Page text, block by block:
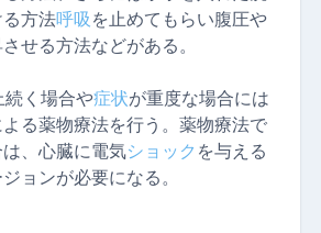
方法呼吸を止めてもらい腹圧や
せる方法などがある。
く場合や症状が重度な場合には
る薬物療法を行う。薬物療法で
、心臓に電気ショック を与える
ョンが必要になる。